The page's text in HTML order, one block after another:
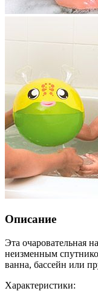
Описание
Эта очаровательная
неизменным
ванна, бассейн или
Характеристики: